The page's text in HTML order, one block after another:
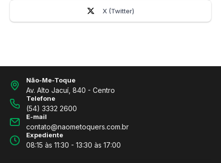
X (Twitter)
Não-Me-Toque
Av. Alto Jacuí, 840 - Centro
Telefone
(54) 3332 2600
E-mail
contato@naometoquers.com.br
Expediente
08:15 às 11:30 - 13:30 às 17:00